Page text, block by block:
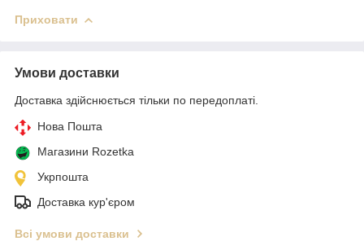
Приховати
Умови доставки
Доставка здійснюється тільки по передоплаті.
Нова Пошта
Магазини Rozetka
Укрпошта
Доставка кур'єром
Всі умови доставки